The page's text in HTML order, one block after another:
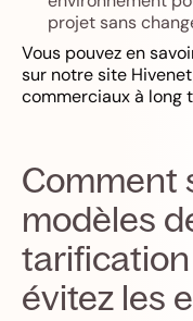
projet sans
Vous pouvez en
sur notre site
commerciaux à long
Comment
modèles
évitez les